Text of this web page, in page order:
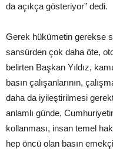
da açıkça gösteriyor” dedi.
Gerek hükümetin gerekse
sansürden çok daha öte,
belirten Başkan Yıldız,
basın çalışanlarının,
daha da iyileştirilmesi
anlamlı günde,
kollanması, insan temel
hep öncü olan basın